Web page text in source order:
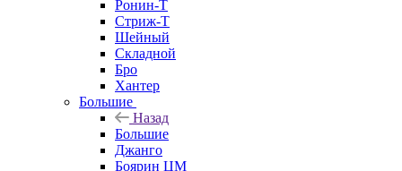
Ронин-Т
Стриж-Т
Шейный
Складной
Бро
Хантер
Большие
Назад
Большие
Джанго
Боярин ЦМ